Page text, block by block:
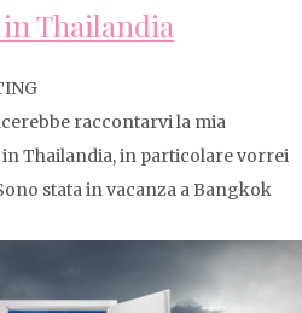
Thailandia
raccontarvi la mia
Thailandia, in particolare vorrei
stata in vacanza a Bangkok